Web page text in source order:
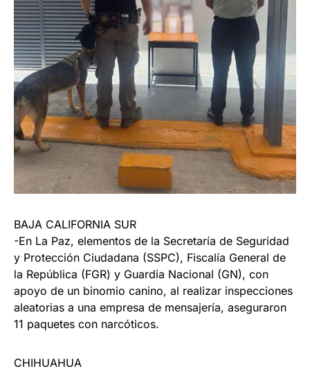
BAJA CALIFORNIA SUR
-En La Paz, elementos de la Secretaría de Seguridad
y Protección Ciudadana (SSPC), Fiscalía General de
la República (FGR) y Guardia Nacional (GN), con
apoyo de un binomio canino, al realizar inspecciones
aleatorias a una empresa de mensajería, aseguraron
11 paquetes con narcóticos.
CHIHUAHUA